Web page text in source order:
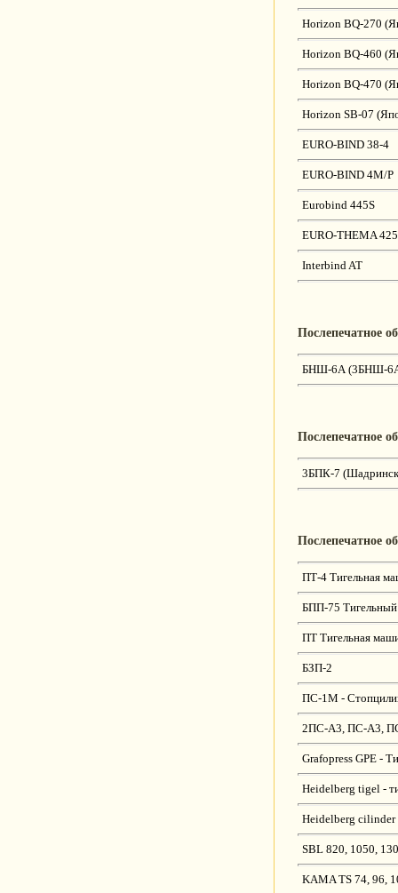
Horizon BQ-270
Horizon BQ-460
Horizon BQ-470
Horizon SB-07
EURO-BIND 38-4
EURO-BIND 4M/P
Eurobind 445S
EURO-THEMA 425
Interbind AT
Послепечатное
БНШ-6А (3БНШ-
Послепечатное
3БПК-7
Послепечатное
ПТ-4 Тигельная
БПП-75 Тигельный
ПТ Тигельная
БЗП-2
ПС-1М -
2ПС-А3, ПС-А3,
Grafopress GPE -
Heidelberg tigel -
Heidelberg cilinder
SBL 820, 1050,
KAMA TS 74, 96,